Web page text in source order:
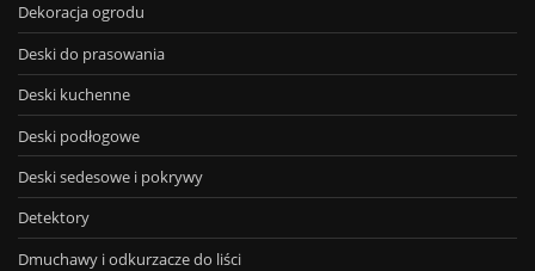
Dekoracja ogrodu
Deski do prasowania
Deski kuchenne
Deski podłogowe
Deski sedesowe i pokrywy
Detektory
Dmuchawy i odkurzacze do liści